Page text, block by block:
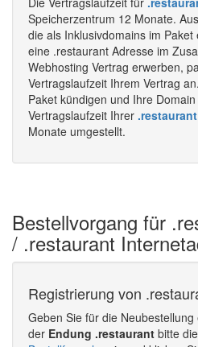
Speicherzentrum 12 Monate.
die als Inklusivdomains im
eine .restaurant Adresse im
Webhosting Vertrag erwerben,
Vertragslaufzeit Ihrem Vertrag
Paket kündigen und Ihre
Vertragslaufzeit Ihrer
Monate umgestellt.
Bestellvorgang für
/ .restaurant
Registrierung von
Geben Sie für die
der Endung .restaurant bitte